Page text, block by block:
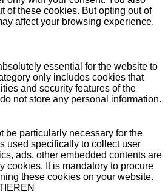
of these cookies. But opting out of
affect your browsing experience.
essential for the website to
only includes cookies that
and security features of the
not store any personal information.
be particularly necessary for the
used specifically to collect user
ads, other embedded contents are
cookies. It is mandatory to procure
these cookies on your website.